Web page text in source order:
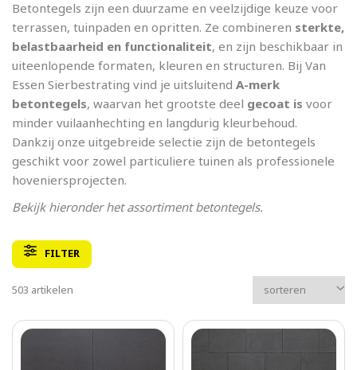
Betontegels zijn een duurzame en veelzijdige keuze voor
terrassen, tuinpaden en opritten. Ze combineren sterkte,
belastbaarheid en functionaliteit, en zijn beschikbaar in
uiteenlopende formaten, kleuren en structuren. Bij Van
Essen Sierbestrating vind je uitsluitend A-merk
betontegels, waarvan het grootste deel gecoat is voor
minder vuilaanhechting en langdurig kleurbehoud.
Dankzij onze uitgebreide selectie zijn de betontegels
geschikt voor zowel particuliere tuinen als professionele
hoveniersprojecten.
Bekijk hieronder het assortiment betontegels.
FILTER
503 artikelen